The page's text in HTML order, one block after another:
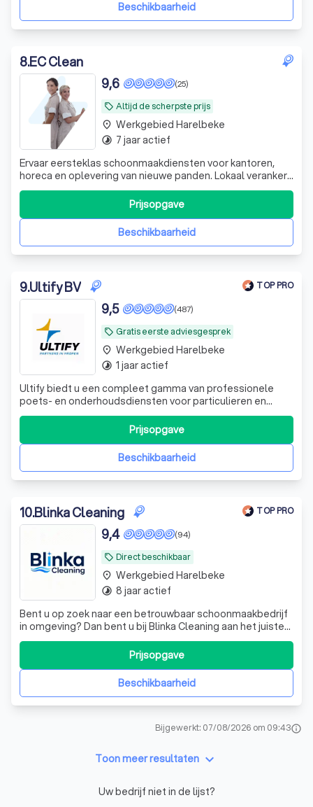
Beschikbaarheid
8.EC Clean
local_offer Altijd de scherpste prijs
(25)
9,6
Ervaar eersteklas schoonmaakdiensten voor kantoren,
horeca en oplevering van nieuwe panden. Lokaal verankerd
in Bekkevoort en we werken enkel met eigen personeel!
Beschikbaarheid
Prijsopgave
place Werkgebied Harelbeke
timelapse 7 jaar actief
9.Ultify BV TOP PRO
local_offer Gratis eerste adviesgesprek
(487)
9,5
Ultify biedt u een compleet gamma van professionele
poets- en onderhoudsdiensten voor particulieren en
bedrijven: professionele schoonmaak, ramenwas,
schoorsteenvegen en ontmossingen.
Beschikbaarheid
Prijsopgave
place Werkgebied Harelbeke
timelapse 1 jaar actief
10.Blinka Cleaning TOP PRO
local_offer Direct beschikbaar
(94)
9,4
Bent u op zoek naar een betrouwbaar schoonmaakbedrijf
in omgeving? Dan bent u bij Blinka Cleaning aan het juiste
adres. Deze service is volledig afgestemd op de wensen
en noden van professionele en particuliere klanten zoals
u, waardoor zowat alles bespreekbaar is.
Beschikbaarheid
Prijsopgave
place Werkgebied Harelbeke
timelapse 8 jaar actief
Bijgewerkt: 07/08/2026 om 09:43info
Toon meer resultaten keyboard_arrow_down
Uw bedrijf niet in de lijst?